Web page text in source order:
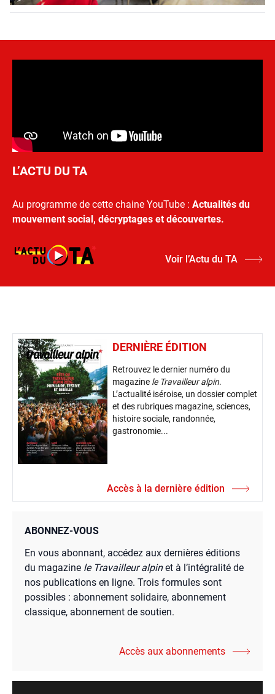
L’ACTU DU TA
Au programme de cette chaine YouTube : Actualités du
mouvement social, décryptages et découvertes.
Voir l’Actu du TA
DERNIÈRE ÉDITION
Retrouvez le dernier numéro du
magazine le Travailleur alpin.
L’actualité iséroise, un dossier complet
et des rubriques magazine, sciences,
histoire sociale, randonnée,
gastronomie...
Accès à la dernière édition
ABONNEZ-VOUS
En vous abonnant, accédez aux dernières éditions
du magazine le Travailleur alpinet à l’intégralité de
nos publications en ligne. Trois formules sont
possibles : abonnement solidaire, abonnement
classique, abonnement de soutien.
Accès aux abonnements